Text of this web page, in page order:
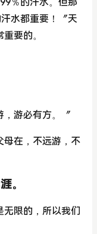
水都重要！〞天
要的。
，游必有方。〞
母在，不远游，不
。
限的，所以我们